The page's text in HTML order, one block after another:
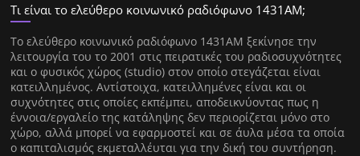
Τι είναι το ελεύθερο κοινωνικό ραδιόφωνο 1431ΑΜ;
Tο ελεύθερο κοινωνικό ραδιόφωνο 1431AM ξεκίνησε την
λειτουργία του το 2001 στις πειρατικές του ραδιοσυχνότητες
και ο φυσικός χώρος (studio) στον οποίο στεγάζεται είναι
κατειλλημένος. Αντίστοιχα, κατειλλημένες είναι και οι
συχνότητες στις οποίες εκπέμπει, αποδεικνύοντας πως η
έννοια/εργαλείο της κατάληψης δεν περιορίζεται μόνο στο
χώρο, αλλά μπορεί να εφαρμοστεί και σε άυλα μέσα τα οποία
ο καπιταλισμός εκμεταλλέυται για την δική του συντήρηση.